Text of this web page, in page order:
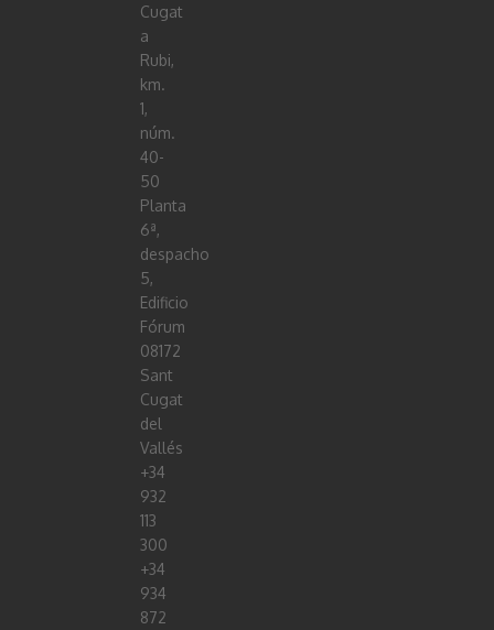
Cugat
a
Rubi,
km.
1,
núm.
40-
50
Planta
6ª,
despacho
5,
Edificio
Fórum
08172
Sant
Cugat
del
Vallés
+34
932
113
300
+34
934
872